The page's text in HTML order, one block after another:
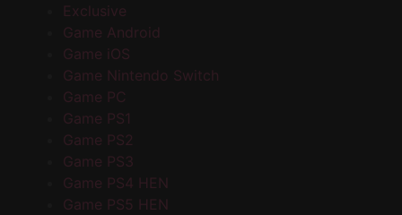
Exclusive
Game Android
Game iOS
Game Nintendo Switch
Game PC
Game PS1
Game PS2
Game PS3
Game PS4 HEN
Game PS5 HEN